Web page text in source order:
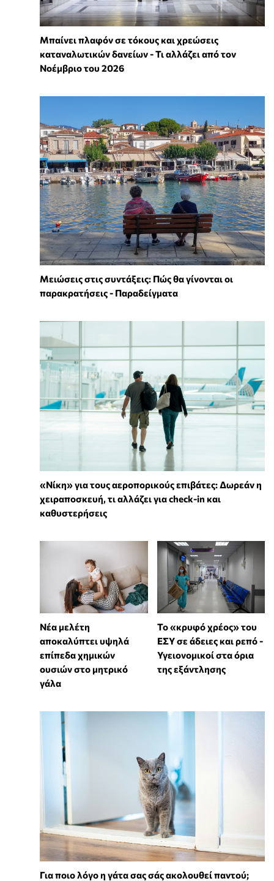
Μπαίνει πλαφόν σε τόκους και χρεώσεις
καταναλωτικών δανείων - Τι αλλάζει από τον
Νοέμβριο του 2026
Μειώσεις στις συντάξεις: Πώς θα γίνονται οι
παρακρατήσεις - Παραδείγματα
«Νίκη» για τους αεροπορικούς επιβάτες: Δωρεάν η
χειραποσκευή, τι αλλάζει για check-in και
καθυστερήσεις
Νέα μελέτη
αποκαλύπτει υψηλά
επίπεδα χημικών
ουσιών στο μητρικό
γάλα
Το «κρυφό χρέος» του
ΕΣΥ σε άδειες και ρεπό -
Υγειονομικοί στα όρια
της εξάντλησης
Για ποιο λόγο η γάτα σας σάς ακολουθεί παντού;